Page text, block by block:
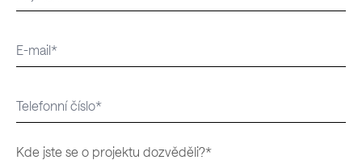
Kde jste se o projektu dozvěděli?*